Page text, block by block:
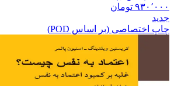
۹۳۰٬۰۰۰ تومان
جدید
چاپ اختصاصی (بر اساس POD)